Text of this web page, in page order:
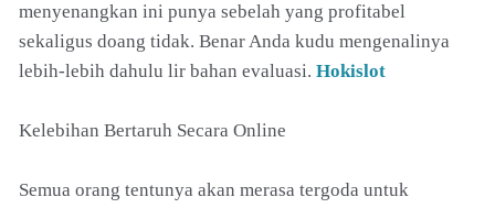
menyenangkan ini punya sebelah yang profitabel
sekaligus doang tidak. Benar Anda kudu mengenalinya
lebih-lebih dahulu lir bahan evaluasi. Hokislot
Kelebihan Bertaruh Secara Online
Semua orang tentunya akan merasa tergoda untuk